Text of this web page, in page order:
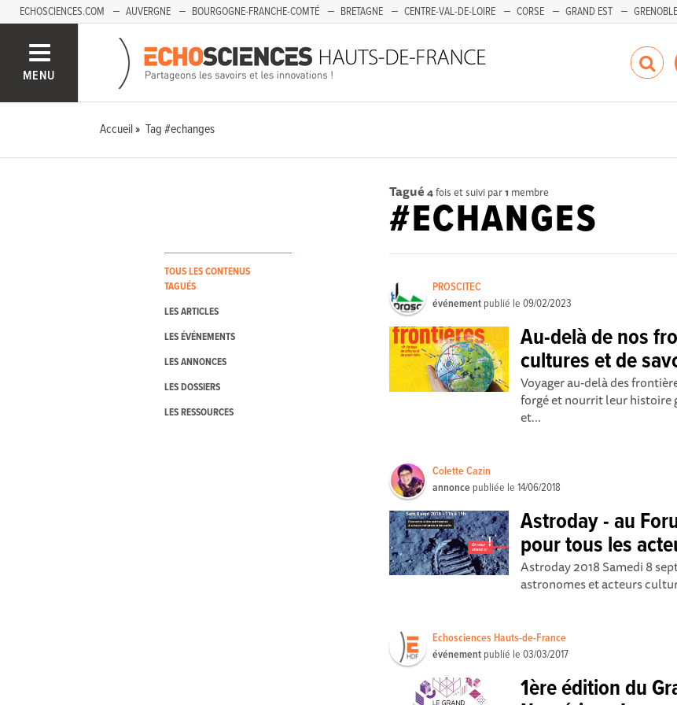
ECHOSCIENCES.COM AUVERGNE BOURGOGNE-FRANCHE-COMTÉ BRETAGNE CENTRE-VAL-DE-LOIRE CORSE GRAND EST GRENOBLE
SAVOIE MONT-BLANC
MENU
Accueil Tag #echanges
TOUS LES CONTENUS
TAGUÉS
LES ARTICLES
LES ÉVÉNEMENTS
LES ANNONCES
LES DOSSIERS
LES RESSOURCES
Tagué 4fois et suivi par1 membre
#ECHANGES
PROSCITEC
événement publié le09/02/2023
Au-delà de nos
cultures et de
Voyager au-delà des
forgé et nourrit leur histoire
et...
Colette Cazin
annonce publiée le14/06/2018
Astroday - au
pour tous les
Astroday 2018 Samedi 8
astronomes et acteurs
Echosciences Hauts-de-France
événement publié le03/03/2017
1ère édition du